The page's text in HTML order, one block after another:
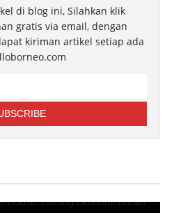
di blog ini, Silahkan klik
gratis via email, dengan
kiriman artikel setiap ada